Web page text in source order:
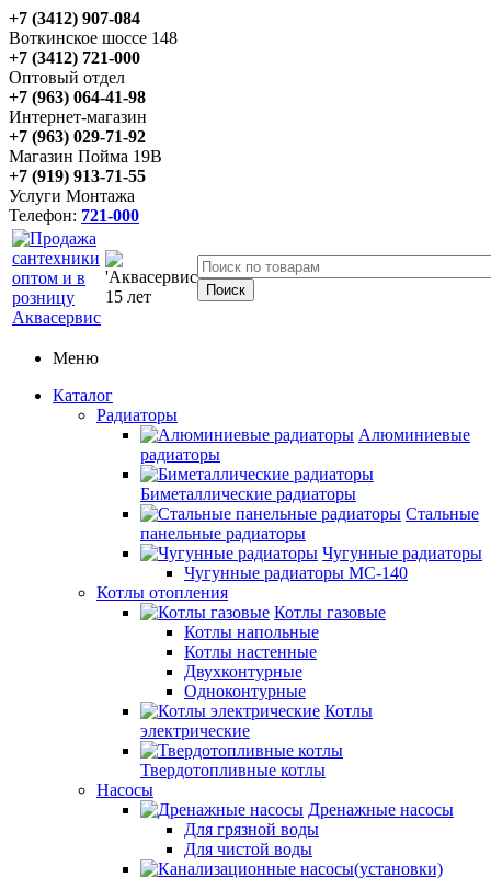
+7 (3412) 907-084
Воткинское шоссе 148
+7 (3412) 721-000
Оптовый отдел
+7 (963) 064-41-98
Интернет-магазин
+7 (963) 029-71-92
Магазин Пойма 19В
+7 (919) 913-71-55
Услуги Монтажа
Телефон: 721-000
Меню
Каталог
Радиаторы
Алюминиевые
радиаторы
Биметаллические радиаторы
Стальные
панельные радиаторы
Чугунные радиаторы
Чугунные радиаторы МС-140
Котлы отопления
Котлы газовые
Котлы напольные
Котлы настенные
Двухконтурные
Одноконтурные
Котлы
электрические
Твердотопливные котлы
Насосы
Дренажные насосы
Для грязной воды
Для чистой воды